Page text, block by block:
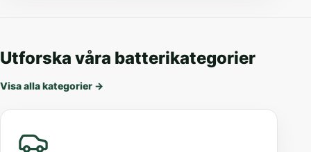
Utforska våra batterikategorier
Visa alla kategorier →